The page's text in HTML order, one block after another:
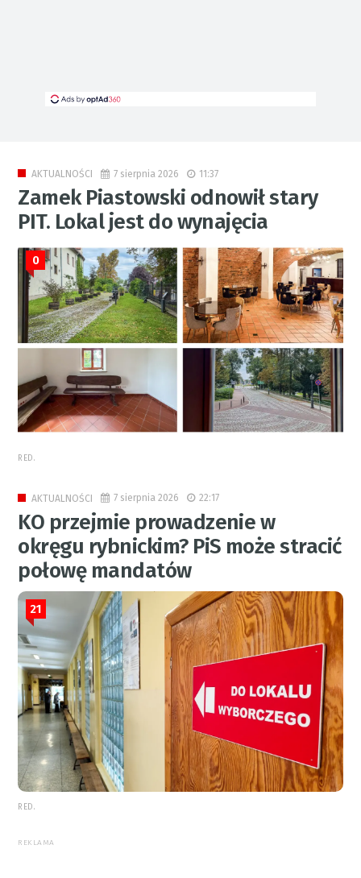
AKTUALNOŚCI 7 sierpnia 2026 11:37
Zamek Piastowski odnowił stary
PIT. Lokal jest do wynajęcia
0
RED.
AKTUALNOŚCI 7 sierpnia 2026 22:17
KO przejmie prowadzenie w
okręgu rybnickim? PiS może stracić
połowę mandatów
21
RED.
REKLAMA